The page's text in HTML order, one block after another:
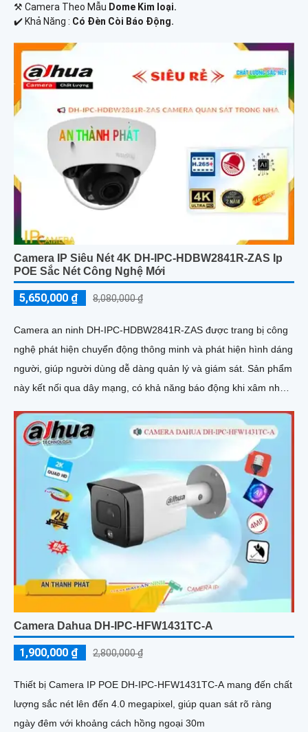
⚒ Camera Theo Mẫu Dome Kim loại.
️✔️ Khả Năng : Có Ðèn Còi Báo Động.
Camera IP Siêu Nét 4K DH-IPC-HDBW2841R-ZAS Ip
POE Sắc Nét Công Nghệ Mới
5,650,000 ₫ 8,080,000 ₫
Camera an ninh DH-IPC-HDBW2841R-ZAS được trang bị công
nghệ phát hiện chuyển động thông minh và phát hiện hình dáng
người, giúp người dùng dễ dàng quản lý và giám sát. Sản phẩm
này kết nối qua dây mạng, có khả năng báo động khi xâm nhập
Camera Dahua DH-IPC-HFW1431TC-A
1,900,000 ₫ 2,800,000 ₫
Thiết bị Camera IP POE DH-IPC-HFW1431TC-A mang đến chất
lượng sắc nét lên đến 4.0 megapixel, giúp quan sát rõ ràng
ngày đêm với khoảng cách hồng ngoại 30m